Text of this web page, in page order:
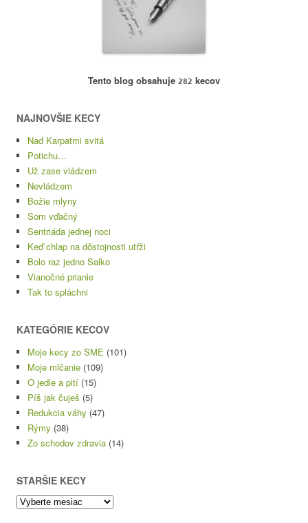
Tento blog obsahuje 282 kecov
NAJNOVŠIE KECY
Nad Karpatmi svitá
Potichu…
Už zase vládzem
Nevládzem
Božie mlyny
Som vďačný
Sentriáda jednej noci
Keď chlap na dôstojnosti utŕži
Bolo raz jedno Salko
Vianočné prianie
Tak to spláchni
KATEGÓRIE KECOV
Moje kecy zo SME (101)
Moje mlčanie (109)
O jedle a pití (15)
Píš jak čuješ (5)
Redukcia váhy (47)
Rýmy (38)
Zo schodov zdravia (14)
STARŠIE KECY
Staršie
kecy